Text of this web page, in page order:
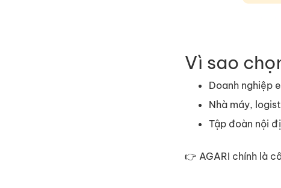
Vì sao
Doanh nghiệp
Nhà máy,
Tập đoàn nội
👉 AGARI chính là